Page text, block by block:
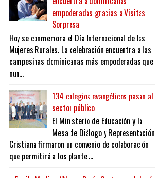
empoderadas gracias a Visitas
Sorpresa
Hoy se conmemora el Día Internacional de las
Mujeres Rurales. La celebración encuentra a las
campesinas dominicanas más empoderadas que
nun...
134 colegios evangélicos pasan al
sector público
El Ministerio de Educación y la
Mesa de Diálogo y Representación
Cristiana firmaron un convenio de colaboración
que permitirá a los plantel...